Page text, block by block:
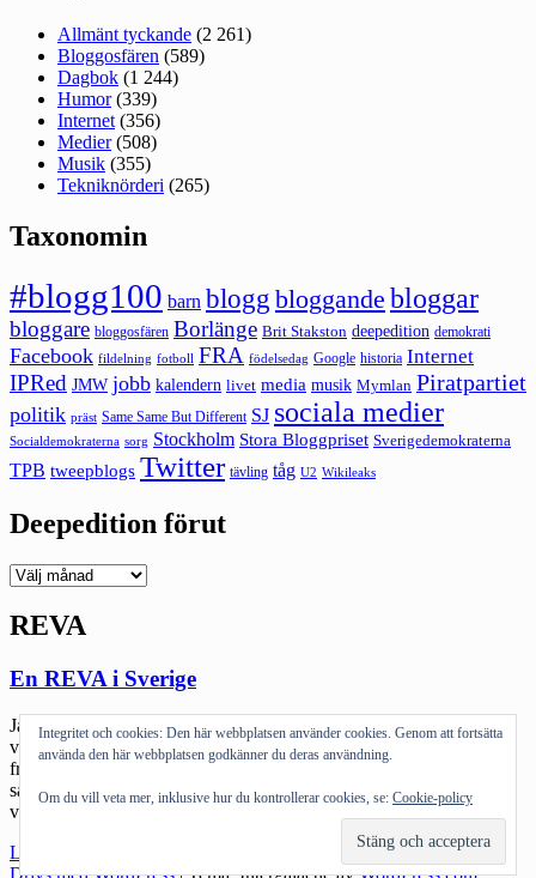
Allmänt tyckande (2 261)
Bloggosfären (589)
Dagbok (1 244)
Humor(339)
Internet (356)
Medier(508)
Musik (355)
Tekniknörderi (265)
Taxonomin
#blogg100 barn blogg bloggande bloggar
bloggare bloggosfären Borlänge Brit Stakston deepedition demokrati
Facebook fildelning fotboll FRA födelsedag Google historia Internet
IPRed JMW jobb kalendern livet media musik Mymlan Piratpartiet
politik präst Same Same But Different SJ sociala medier
Socialdemokraterna sorg Stockholm Stora Bloggpriset Sverigedemokraterna
TPB tweepblogs Twitter tävling tåg U2 Wikileaks
Deepedition förut
Deepedition
REVA
En REVA i Sverige
Jag har följt REVA-debatten. Den är i grunden ganska enkel: staten
väljer att på ett flagrant sätt kränka många personer genom att utgå
från deras härkomst för att hitta papperslösa. Det är inte svårare än
så – staten gör samma sak som bussbolagen gör. Det finns
visserligen någon sorts rationalism i det de gör – […]
Läs mer
REVA
Drivs med WordPress |Tema: Intergalactic avWordPress.com.
Integritet och cookies: Den här webbplatsen använder cookies. Genom att fortsätta
använda den här webbplatsen godkänner du deras användning.
Om du vill veta mer, inklusive hur du kontrollerar cookies, se: Cookie-policy